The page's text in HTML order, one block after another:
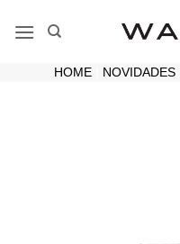
HOME| NOVIDADES|